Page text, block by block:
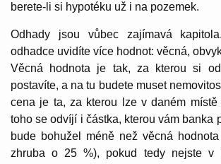
berete-li si hypotéku už i na pozemek.
Odhady jsou vůbec zajímavá
odhadce uvidíte více hodnot: věcná,
Věcná hodnota je tak, za kterou si
postavíte, a na tu budete muset
cena je ta, za kterou lze v daném
toho se odvíjí i částka, kterou vám banka
bude bohužel méně než věcná
zhruba o 25 %), pokud tedy nejste v